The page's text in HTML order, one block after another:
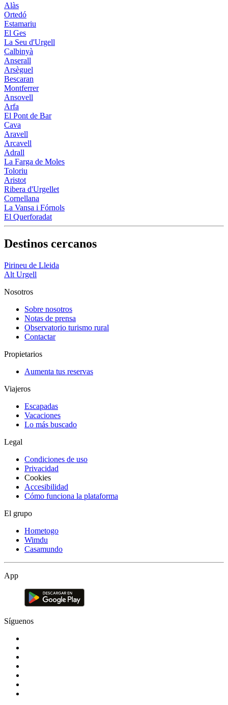
Alàs
Ortedó
Estamariu
El Ges
La Seu d'Urgell
Calbinyà
Anserall
Arsèguel
Bescaran
Montferrer
Ansovell
Arfa
El Pont de Bar
Cava
Aravell
Arcavell
Adrall
La Farga de Moles
Toloriu
Aristot
Ribera d'Urgellet
Cornellana
La Vansa i Fórnols
El Querforadat
Destinos cercanos
Pirineu de Lleida
Alt Urgell
Nosotros
Sobre nosotros
Notas de prensa
Observatorio turismo rural
Contactar
Propietarios
Aumenta tus reservas
Viajeros
Escapadas
Vacaciones
Lo más buscado
Legal
Condiciones de uso
Privacidad
Cookies
Accesibilidad
Cómo funciona la plataforma
El grupo
Hometogo
Wimdu
Casamundo
App
Síguenos